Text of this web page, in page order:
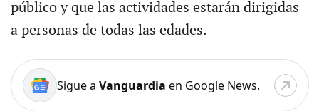
público y que las actividades estarán dirigidas
a personas de todas las edades.
Sigue a Vanguardia en Google News.